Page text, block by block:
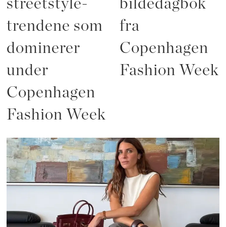
streetstyle-
trendene som
dominerer
under
Copenhagen
Fashion Week
bildedagbok
fra
Copenhagen
Fashion Week